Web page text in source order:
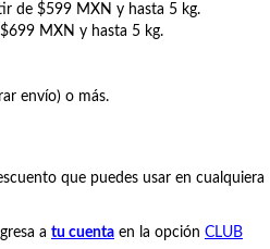
de $599 MXN y hasta 5 kg.
MXN y hasta 5 kg.
envío) o más.
que puedes usar en cualquiera
a tu cuenta en la opción CLUB